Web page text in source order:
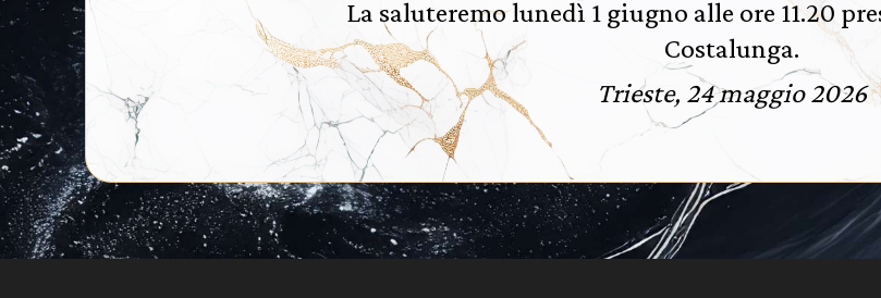
La saluteremo lunedì 1 giugno alle ore 11.20
Costalunga.
Trieste, 24 maggio 2026